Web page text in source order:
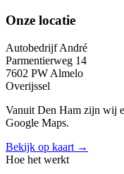
Onze locatie
Autobedrijf André
Parmentierweg 14
7602 PW Almelo
Overijssel
Vanuit Den Ham zijn wij
Google Maps.
Bekijk op kaart →
Hoe het werkt